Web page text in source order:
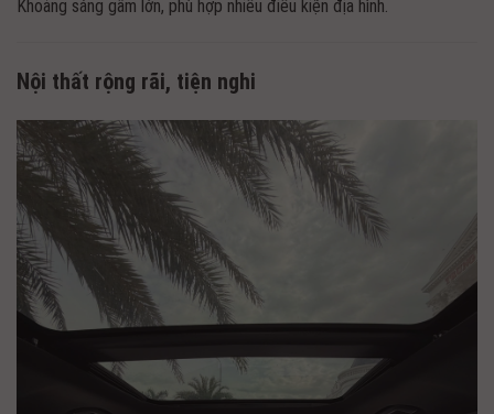
Khoảng sáng gầm lớn, phù hợp nhiều điều kiện địa hình.
Nội thất rộng rãi, tiện nghi